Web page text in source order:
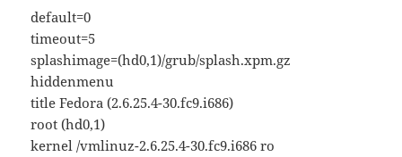
default=0
timeout=5
splashimage=(hd0,1)/grub/splash.xpm.gz
hiddenmenu
title Fedora (2.6.25.4-30.fc9.i686)
root (hd0,1)
kernel /vmlinuz-2.6.25.4-30.fc9.i686 ro